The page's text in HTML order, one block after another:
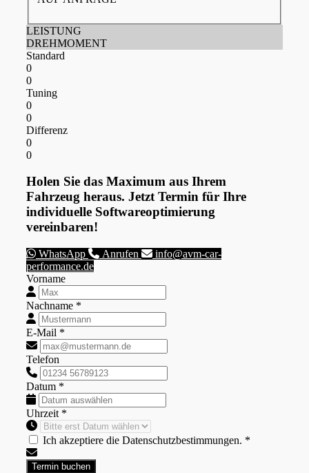
LEISTUNG
DREHMOMENT
Standard
0
0
Tuning
0
0
Differenz
0
0
Holen Sie das Maximum aus Ihrem
Fahrzeug heraus. Jetzt Termin für Ihre
individuelle Softwareoptimierung
vereinbaren!
WhatsApp Anrufen
info@avm-car-
performance.de
Vorname
Nachname *
E-Mail *
Telefon
Datum *
Uhrzeit *
Ich akzeptiere die Datenschutzbestimmungen. *